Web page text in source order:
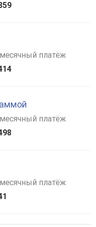
платёж
платёж
платёж